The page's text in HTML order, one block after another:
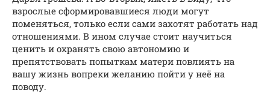
взрослые сформировавшиеся люди могут
поменяться, только если сами захотят работать над
отношениями. В ином случае стоит научиться
ценить и охранять свою автономию и
препятствовать попыткам матери повлиять на
вашу жизнь вопреки желанию пойти у неё на
поводу.